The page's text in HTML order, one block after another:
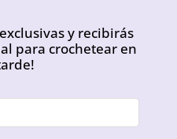
y recibirás
para crochetear en